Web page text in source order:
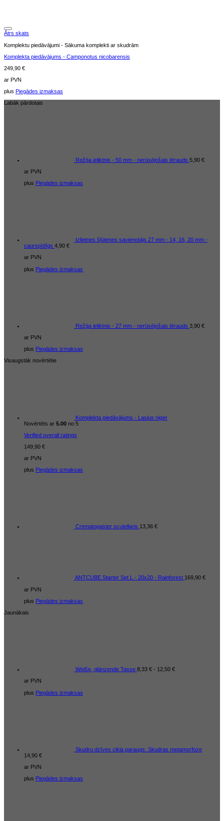
Ātrs skats
Komplektu piedāvājumi - Sākuma komplekti ar skudrām
Komplekta piedāvājums - Camponotus nicobarensis
249,90 €
ar PVN
plus Piegādes izmaksas
Labāk pārdotais
Režģa ieliktnis - 50 mm - nerūsējošais tērauds 5,90 €
ar PVN
plus Piegādes izmaksas
Izlietnes šļūtenes savienotājs 27 mm - 14, 16, 20 mm -
caurspīdīgs 4,90 €
ar PVN
plus Piegādes izmaksas
Režģa ieliktnis - 27 mm - nerūsējošais tērauds 3,90 €
ar PVN
plus Piegādes izmaksas
Visaugstāk novērtētie
Komplekta piedāvājums - Lasius niger
Novērtēts ar 5.00 no 5
Verified overall ratings
149,90 €
ar PVN
plus Piegādes izmaksas
Crematogaster scutellaris 13,36 €
ANTCUBE Starter Set L - 20x20 - Rainforest 169,90 €
ar PVN
plus Piegādes izmaksas
Jaunākais
Weiße, glänzende Tasse 8,33 € - 12,50 €
ar PVN
plus Piegādes izmaksas
Skudru dzīves cikla paraugs: Skudras metamorfoze
14,90 €
ar PVN
plus Piegādes izmaksas